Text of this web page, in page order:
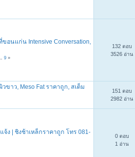
อนแก่น Intensive Conversation,
...9 »
132 ตอบ
3526 อ่าน
ขาว, Meso Fat ราคาถูก, สเต็ม
151 ตอบ
2982 อ่าน
จ้ง | ชิงช้าเหล็กราคาถูก โทร 081-
0 ตอบ
1 อ่าน